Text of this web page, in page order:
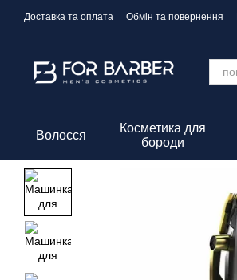
Перейти до основного контенту
Доставка та оплата Обмін та повернення
Волосся
Косметика для
бороди